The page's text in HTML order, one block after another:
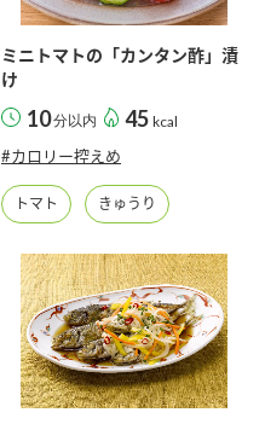
ミニトマトの「カンタン酢」漬
け
10分以内 45 kcal
#カロリー控えめ
トマト きゅうり